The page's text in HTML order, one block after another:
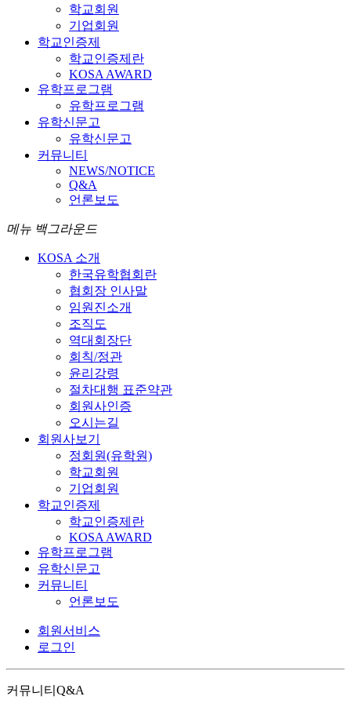
학교회원
기업회원
학교인증제
학교인증제란
KOSA AWARD
유학프로그램
유학프로그램
유학신문고
유학신문고
커뮤니티
NEWS/NOTICE
Q&A
언론보도
메뉴 백그라운드
KOSA 소개
한국유학협회란
협회장 인사말
임원진소개
조직도
역대회장단
회칙/정관
윤리강령
절차대행 표준약관
회원사인증
오시는길
회원사보기
정회원(유학원)
학교회원
기업회원
학교인증제
학교인증제란
KOSA AWARD
유학프로그램
유학신문고
커뮤니티
언론보도
회원서비스
로그인
커뮤니티 Q&A